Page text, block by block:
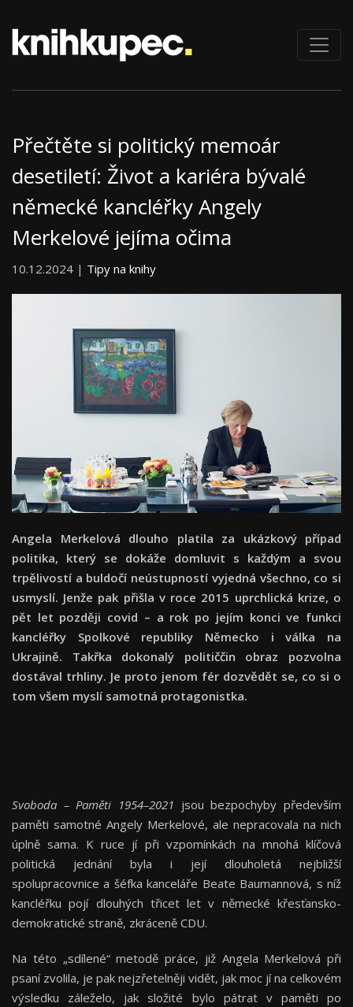
Přečtěte si politický memoár
desetiletí: Život a kariéra bývalé
německé kancléřky Angely
Merkelové jejíma očima
10.12.2024 | Tipy na knihy
Angela Merkelová dlouho platila za ukázkový případ
politika, který se dokáže domluvit s každým a svou
trpělivostí a buldočí neústupností vyjedná všechno, co si
usmyslí. Jenže pak přišla v roce 2015 uprchlická krize, o
pět let později covid – a rok po jejím konci ve funkci
kancléřky Spolkové republiky Německo i válka na
Ukrajině. Takřka dokonalý političčin obraz pozvolna
dostával trhliny. Je proto jenom fér dozvědět se, co si o
tom všem myslí samotná protagonistka.
Svoboda – Paměti 1954–2021 jsou bezpochyby především
paměti samotné Angely Merkelové, ale nepracovala na nich
úplně sama. K ruce jí při vzpomínkách na mnohá klíčová
politická jednání byla i její dlouholetá nejbližší
spolupracovnice a šéfka kanceláře Beate Baumannová, s níž
kancléřku pojí dlouhých třicet let v německé křesťansko-
demokratické straně, zkráceně CDU.
Na této „sdílené“ metodě práce, již Angela Merkelová při
psaní zvolila, je pak nejzřetelněji vidět, jak moc jí na celkovém
výsledku záleželo, jak složité bylo pátrat v paměti po